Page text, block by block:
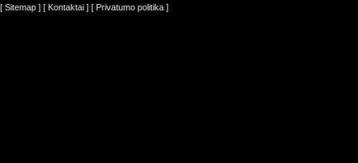
[ Sitemap ] [ Kontaktai ] [ Privatumo politika ]